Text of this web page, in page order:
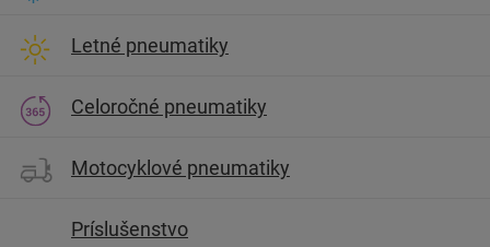
Letné pneumatiky
Celoročné pneumatiky
Motocyklové pneumatiky
Príslušenstvo